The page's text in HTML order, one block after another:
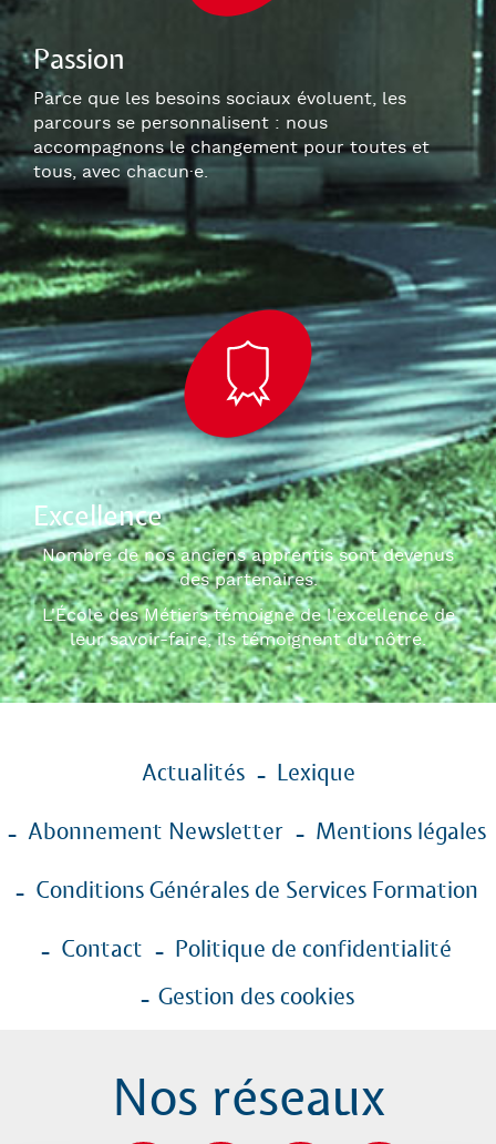
Passion
Parce que les besoins sociaux évoluent, les
parcours se personnalisent : nous
accompagnons le changement pour toutes et
tous, avec chacun·e.
Excellence
Nombre de nos anciens apprentis sont devenus
des partenaires.
L'École des Métiers témoigne de l'excellence de
leur savoir-faire, ils témoignent du nôtre.
de
page
Actualités Lexique
Abonnement Newsletter Mentions légales
Conditions Générales de Services Formation
Contact
Politique de confidentialité
Gestion des cookies
Nos réseaux